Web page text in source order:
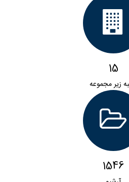
15
زیر مجموعه
1546